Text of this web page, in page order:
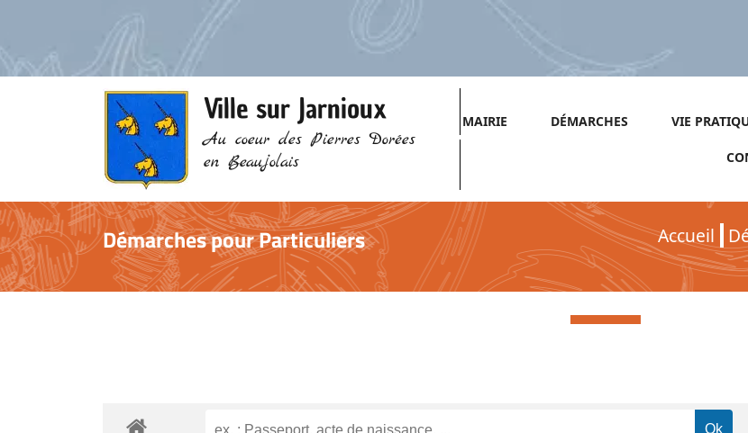
Ville sur Jarnioux
Au coeur des Pierres Dorées
en Beaujolais
MAIRIE DÉMARCHES VIE
Démarches pour Particuliers Accueil
Démarches pour